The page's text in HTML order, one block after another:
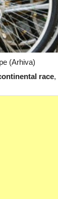
(Arhiva)
race,